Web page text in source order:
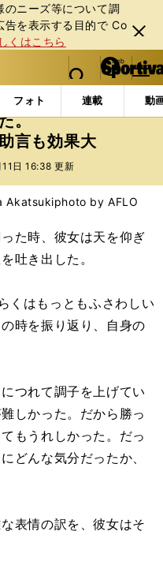
のニーズ等について調
告を表⽰する⽬的で Co
くはこちら
閉じ
る
web Sportiva (webスポルティーバ)
検索
マイペ
ー
ジ
メニュ
フォト 連載 動
ニス 大坂なおみに笑顔が
。
言も効果大
日 16:38 更新
Akatsukiphoto by AFLO
た時、彼女は天を仰ぎ
吐き出した。
くはもっともふさわしい
時を振り返り、自身の
つれて調子を上げてい
しかった。だから勝っ
もうれしかった。だっ
どんな気分だったか、
表情の訳を、彼女はそ